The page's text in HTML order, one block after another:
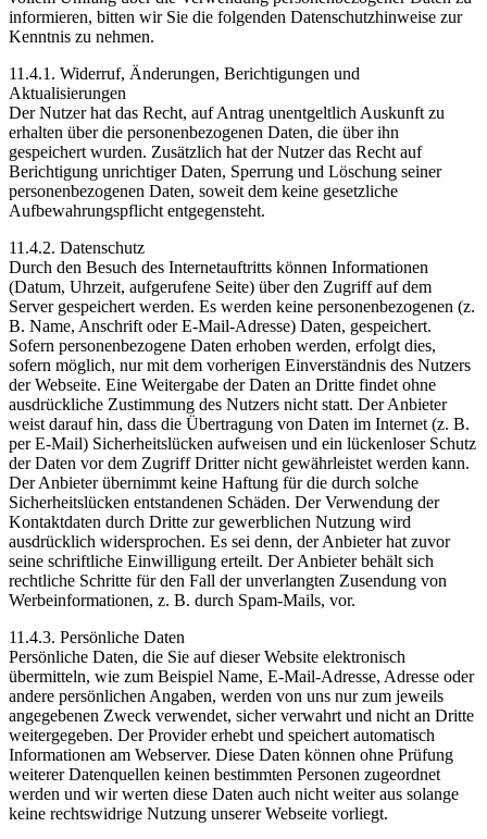
informieren, bitten wir Sie die folgenden Datenschutzhinweise zur
Kenntnis zu nehmen.
11.4.1. Widerruf, Änderungen, Berichtigungen und
Aktualisierungen
Der Nutzer hat das Recht, auf Antrag unentgeltlich Auskunft zu
erhalten über die personenbezogenen Daten, die über ihn
gespeichert wurden. Zusätzlich hat der Nutzer das Recht auf
Berichtigung unrichtiger Daten, Sperrung und Löschung seiner
personenbezogenen Daten, soweit dem keine gesetzliche
Aufbewahrungspflicht entgegensteht.
11.4.2. Datenschutz
Durch den Besuch des Internetauftritts können Informationen
(Datum, Uhrzeit, aufgerufene Seite) über den Zugriff auf dem
Server gespeichert werden. Es werden keine personenbezogenen (z.
B. Name, Anschrift oder E-Mail-Adresse) Daten, gespeichert.
Sofern personenbezogene Daten erhoben werden, erfolgt dies,
sofern möglich, nur mit dem vorherigen Einverständnis des Nutzers
der Webseite. Eine Weitergabe der Daten an Dritte findet ohne
ausdrückliche Zustimmung des Nutzers nicht statt. Der Anbieter
weist darauf hin, dass die Übertragung von Daten im Internet (z. B.
per E-Mail) Sicherheitslücken aufweisen und ein lückenloser Schutz
der Daten vor dem Zugriff Dritter nicht gewährleistet werden kann.
Der Anbieter übernimmt keine Haftung für die durch solche
Sicherheitslücken entstandenen Schäden. Der Verwendung der
Kontaktdaten durch Dritte zur gewerblichen Nutzung wird
ausdrücklich widersprochen. Es sei denn, der Anbieter hat zuvor
seine schriftliche Einwilligung erteilt. Der Anbieter behält sich
rechtliche Schritte für den Fall der unverlangten Zusendung von
Werbeinformationen, z. B. durch Spam-Mails, vor.
11.4.3. Persönliche Daten
Persönliche Daten, die Sie auf dieser Website elektronisch
übermitteln, wie zum Beispiel Name, E-Mail-Adresse, Adresse oder
andere persönlichen Angaben, werden von uns nur zum jeweils
angegebenen Zweck verwendet, sicher verwahrt und nicht an Dritte
weitergegeben. Der Provider erhebt und speichert automatisch
Informationen am Webserver. Diese Daten können ohne Prüfung
weiterer Datenquellen keinen bestimmten Personen zugeordnet
werden und wir werten diese Daten auch nicht weiter aus solange
keine rechtswidrige Nutzung unserer Webseite vorliegt.